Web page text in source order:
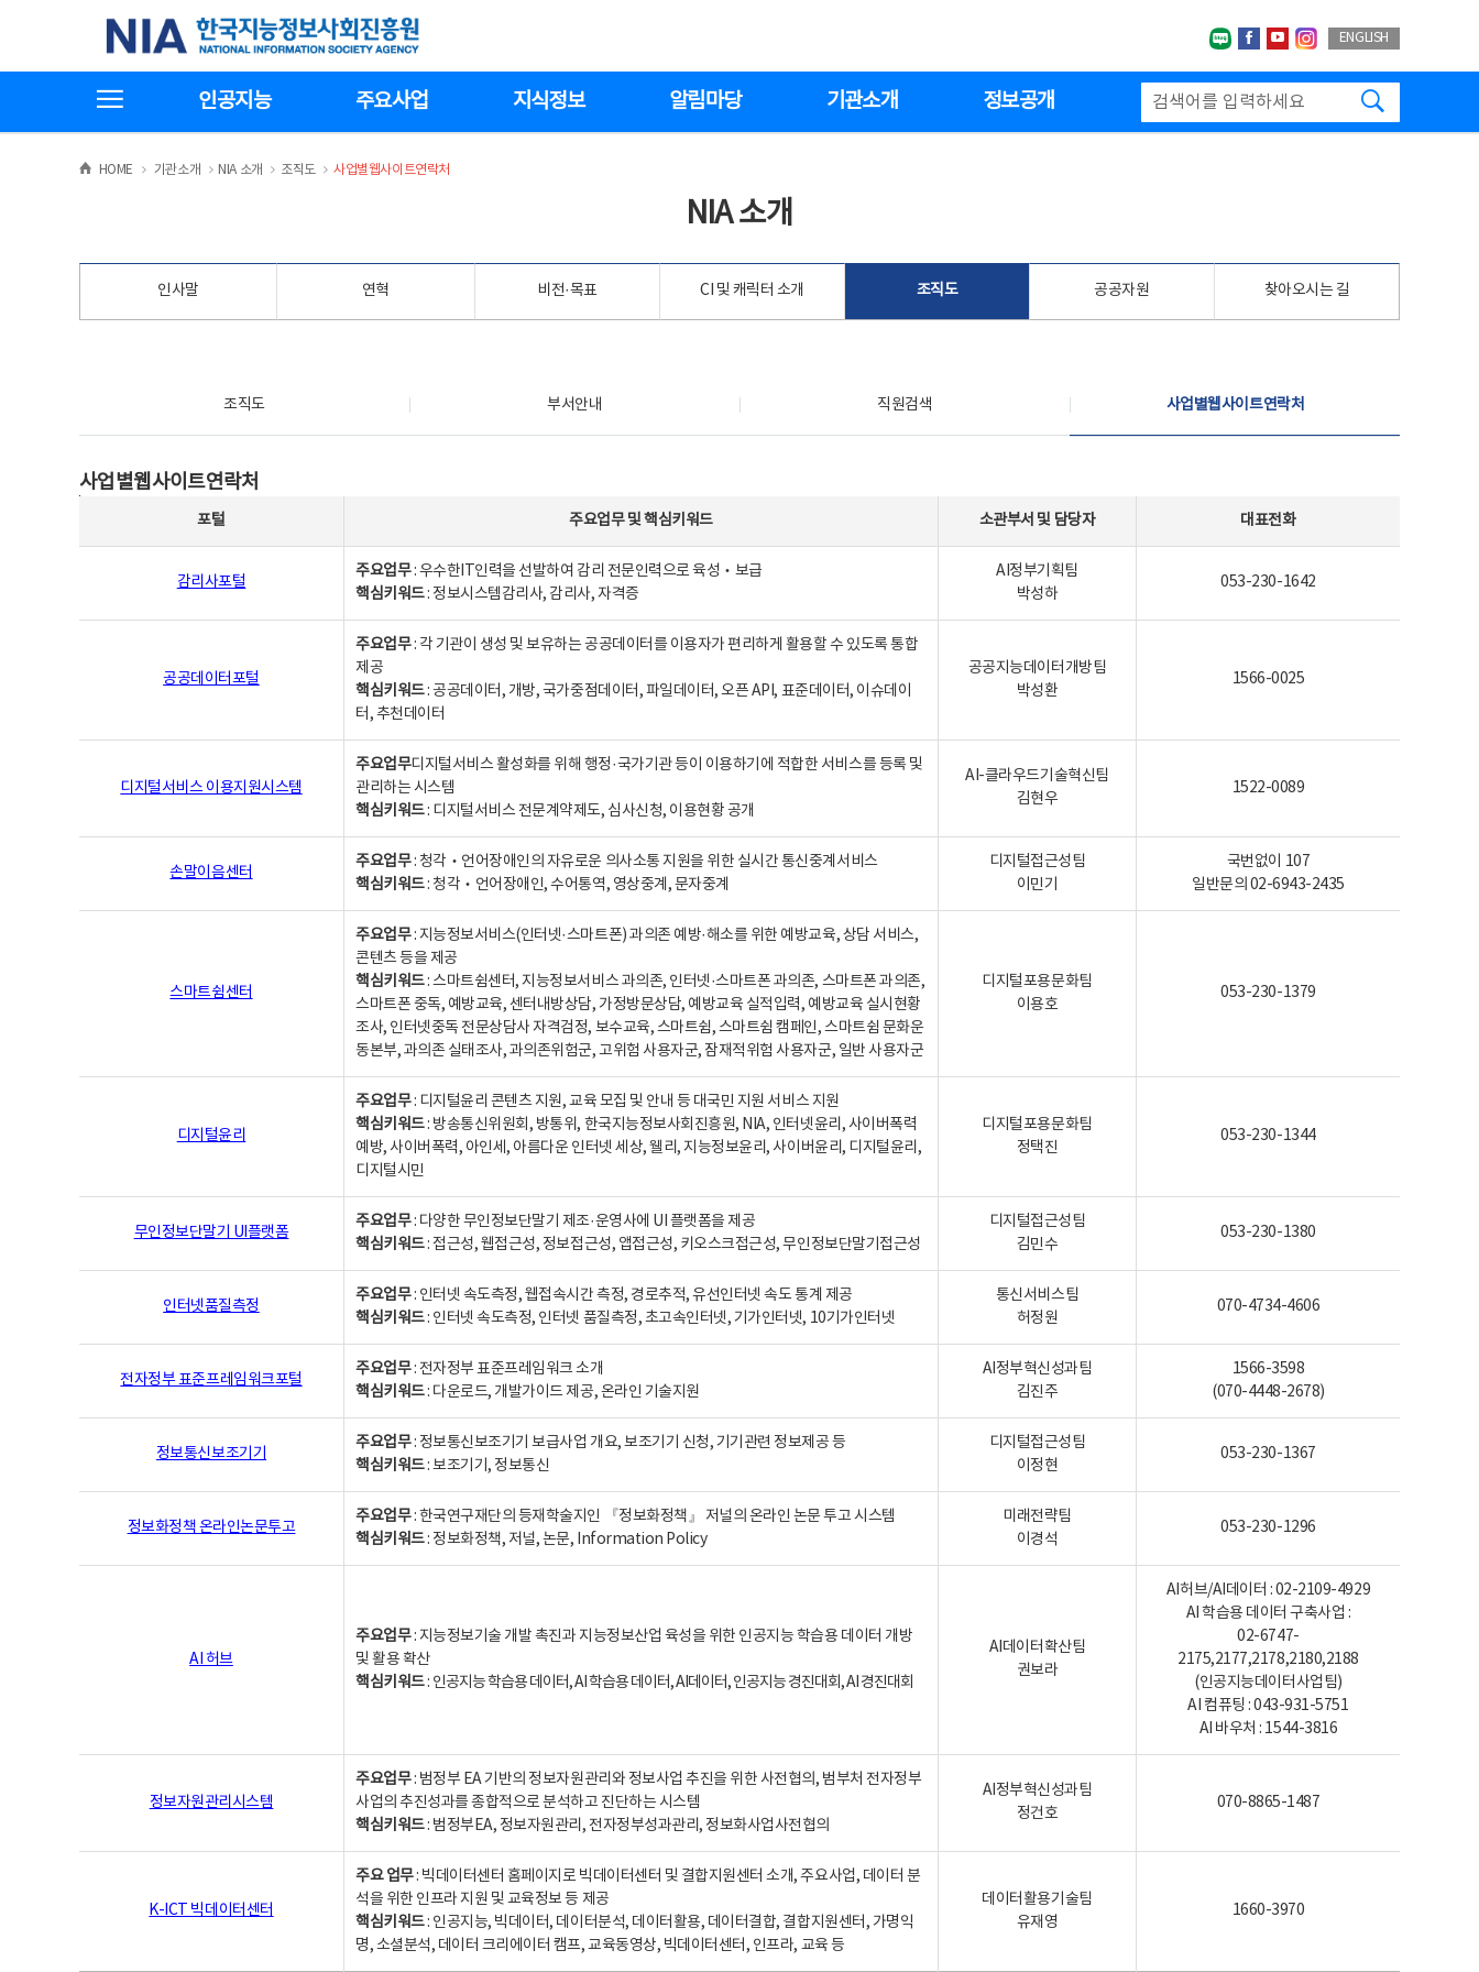
기
한국지능정보사회진흥원
네이버블로그
페이스북
유투브인스타그랩
ENGLISH
인공지능 주요사업 지식정보 알림마당 기관소개 정보공개
HOME >
기관소개 >NIA 소개 >
조직도 >
사업별웹사이트연락처
NIA 소개
인사말 연혁 비전·목표 CI 및 캐릭터 소개 조직도 공공자원 찾아오시는 길
조직도 부서안내 직원검색 사업별웹사이트연락처
사업별웹사이트연락처
포털 주요업무및핵심키워드 소관부서 및 담당자 대표전화
감리사포털
주요업무: 우수한IT인력을 선발하여 감리 전문인력으로 육성‧보급
핵심키워드: 정보시스템감리사, 감리사, 자격증
AI정부기획팀
박성하
053-230-1642
공공데이터포털
주요업무: 각 기관이 생성 및 보유하는 공공데이터를 이용자가 편리하게 활용할 수 있도록 통합
제공
핵심키워드: 공공데이터, 개방, 국가중점데이터, 파일데이터, 오픈 API, 표준데이터, 이슈데이
터, 추천데이터
공공지능데이터개방팀
박성환
1566-0025
디지털서비스 이용지원시스템
주요업무디지털서비스 활성화를 위해 행정·국가기관 등이 이용하기에 적합한 서비스를 등록 및
관리하는 시스템
핵심키워드: 디지털서비스 전문계약제도, 심사신청, 이용현황 공개
AI-클라우드기술혁신팀
김현우
1522-0089
손말이음센터
주요업무: 청각‧언어장애인의 자유로운 의사소통 지원을 위한 실시간 통신중계서비스
핵심키워드: 청각‧언어장애인, 수어통역, 영상중계, 문자중계
디지털접근성팀
이민기
국번없이 107
일반문의 02-6943-2435
스마트쉼센터
주요업무: 지능정보서비스(인터넷·스마트폰) 과의존 예방·해소를 위한 예방교육, 상담 서비스,
콘텐츠 등을 제공
핵심키워드: 스마트쉼센터, 지능정보서비스 과의존, 인터넷·스마트폰 과의존, 스마트폰 과의존,
스마트폰 중독, 예방교육, 센터내방상담, 가정방문상담, 예방교육 실적입력, 예방교육 실시현황
조사, 인터넷중독 전문상담사 자격검정, 보수교육, 스마트쉼, 스마트쉼 캠페인, 스마트쉼 문화운
동본부, 과의존 실태조사, 과의존위험군, 고위험 사용자군, 잠재적위험 사용자군, 일반 사용자군
디지털포용문화팀
이용호
053-230-1379
디지털윤리
주요업무: 디지털윤리 콘텐츠 지원, 교육 모집 및 안내 등 대국민 지원 서비스 지원
핵심키워드: 방송통신위원회, 방통위, 한국지능정보사회진흥원, NIA, 인터넷윤리, 사이버폭력
예방, 사이버폭력, 아인세, 아름다운 인터넷 세상, 웰리, 지능정보윤리, 사이버윤리, 디지털윤리,
디지털시민
디지털포용문화팀
정택진
053-230-1344
무인정보단말기 UI플랫폼
주요업무: 다양한 무인정보단말기 제조·운영사에 UI 플랫폼을 제공
핵심키워드: 접근성, 웹접근성, 정보접근성, 앱접근성, 키오스크접근성, 무인정보단말기접근성
디지털접근성팀
김민수
053-230-1380
인터넷품질측정
주요업무: 인터넷 속도측정, 웹접속시간 측정, 경로추적, 유선인터넷 속도 통계 제공
핵심키워드: 인터넷 속도측정, 인터넷 품질측정, 초고속인터넷, 기가인터넷, 10기가인터넷
통신서비스팀
허정원
070-4734-4606
전자정부 표준프레임워크포털
주요업무: 전자정부 표준프레임워크 소개
핵심키워드: 다운로드, 개발가이드 제공, 온라인 기술지원
AI정부혁신성과팀
김진주
1566-3598
(070-4448-2678)
정보통신보조기기
주요업무: 정보통신보조기기 보급사업 개요, 보조기기 신청, 기기관련 정보제공 등
핵심키워드: 보조기기, 정보통신
디지털접근성팀
이정현
053-230-1367
정보화정책 온라인논문투고
주요업무: 한국연구재단의 등재학술지인 『정보화정책』 저널의 온라인 논문 투고 시스템
핵심키워드: 정보화정책, 저널, 논문, Information Policy
미래전략팀
이경석
053-230-1296
AI 허브
주요업무: 지능정보기술 개발 촉진과 지능정보산업 육성을 위한 인공지능 학습용 데이터 개방
및 활용 확산
핵심키워드: 인공지능 학습용 데이터, AI 학습용 데이터, AI데이터, 인공지능 경진대회, AI 경진대회
AI데이터확산팀
권보라
AI허브/AI데이터 : 02-2109-4929
AI 학습용 데이터 구축사업 :
02-6747-
2175,2177,2178,2180,2188
(인공지능데이터사업팀)
AI 컴퓨팅 : 043-931-5751
AI 바우처 : 1544-3816
정보자원관리시스템
주요업무: 범정부 EA 기반의 정보자원관리와 정보사업 추진을 위한 사전협의, 범부처 전자정부
사업의 추진성과를 종합적으로 분석하고 진단하는 시스템
핵심키워드: 범정부EA, 정보자원관리, 전자정부성과관리, 정보화사업사전협의
AI정부혁신성과팀
정건호
070-8865-1487
K-ICT 빅데이터센터
주요 업무: 빅데이터센터 홈페이지로 빅데이터센터 및 결합지원센터 소개, 주요사업, 데이터 분
석을 위한 인프라 지원 및 교육정보 등 제공
핵심키워드: 인공지능, 빅데이터, 데이터분석, 데이터활용, 데이터결합, 결합지원센터, 가명익
명, 소셜분석, 데이터 크리에이터 캠프, 교육동영상, 빅데이터센터, 인프라, 교육 등
데이터활용기술팀
유재영
1660-3970